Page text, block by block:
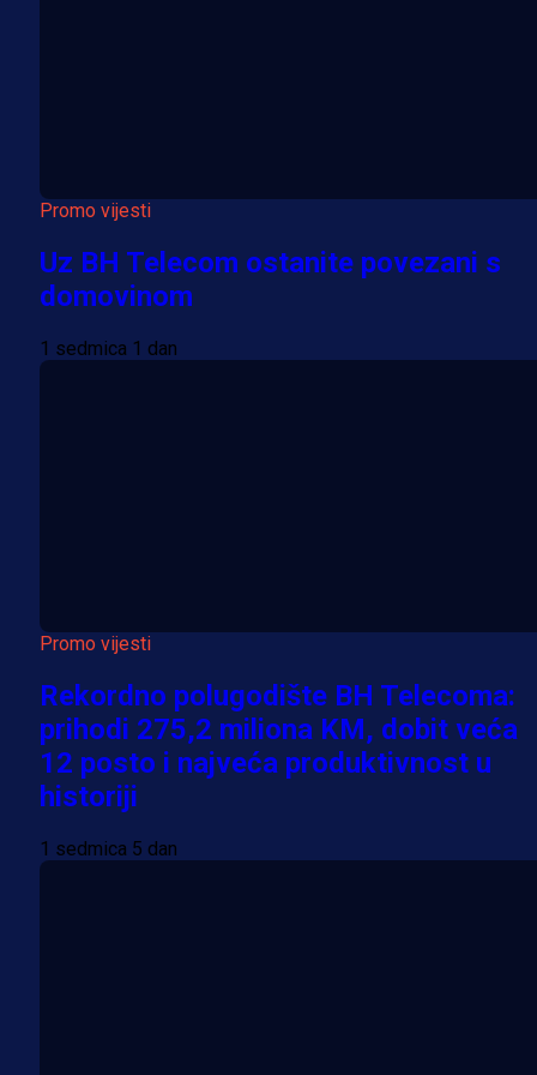
Promo vijesti
Uz BH Telecom ostanite povezani s
domovinom
1 sedmica 1 dan
Promo vijesti
Rekordno polugodište BH Telecoma:
prihodi 275,2 miliona KM, dobit veća
12 posto i najveća produktivnost u
historiji
1 sedmica 5 dan